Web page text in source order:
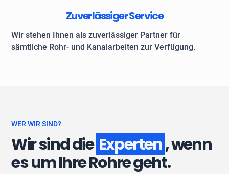
Zuverlässiger Service
Wir stehen Ihnen als zuverlässiger Partner für
sämtliche Rohr- und Kanalarbeiten zur Verfügung.
WER WIR SIND?
Wir sind die Experten, wenn
es um Ihre Rohre geht.